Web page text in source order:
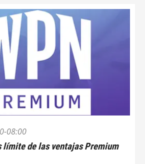
08:00
límite de las ventajas Premium